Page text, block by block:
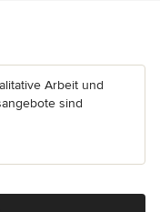
Arbeit und
sind